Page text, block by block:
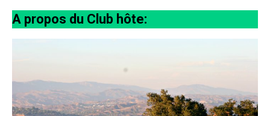
A propos du Club hôte: